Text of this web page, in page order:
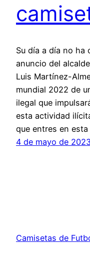
Su día a día no ha
anuncio del
Luis Martínez-
mundial 2022 de
ilegal que
esta actividad
que entres en
4 de mayo de
Camisetas de